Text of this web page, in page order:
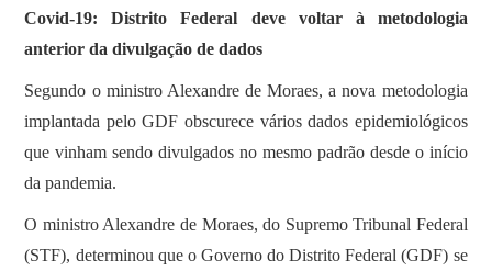
Covid-19: Distrito Federal deve voltar à metodologia
anterior da divulgação de dados
Segundo o ministro Alexandre de Moraes, a nova metodologia
implantada pelo GDF obscurece vários dados epidemiológicos
que vinham sendo divulgados no mesmo padrão desde o início
da pandemia.
O ministro Alexandre de Moraes, do Supremo Tribunal Federal
(STF), determinou que o Governo do Distrito Federal (GDF) se